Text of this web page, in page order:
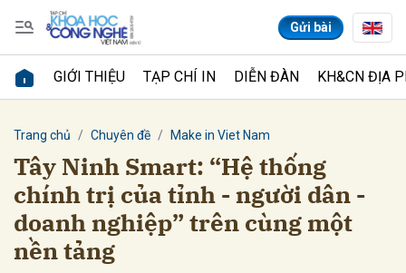
Gửi bài
GIỚI THIỆU TẠP CHÍ IN DIỄN ĐÀN KH&CN ĐỊA
Trang chủ Chuyên đề Make in Viet Nam
Tây Ninh Smart: “Hệ thống
chính trị của tỉnh - người dân -
doanh nghiệp” trên cùng một
nền tảng
Gửi bình luận